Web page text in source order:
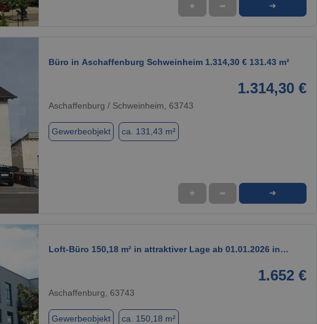
1 / 5
★ ➦ ➜
Büro in Aschaffenburg Schweinheim 1.314,30 € 131.43 m²
1.314,30 €
Aschaffenburg / Schweinheim, 63743
Gewerbeobjekt ca. 131,43 m²
★ ➦ ➜
Loft-Büro 150,18 m² in attraktiver Lage ab 01.01.2026 in…
1.652 €
Aschaffenburg, 63743
Gewerbeobjekt ca. 150,18 m²